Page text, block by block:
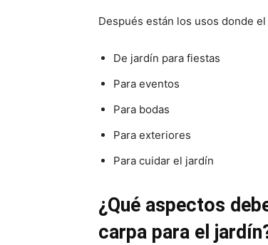
Después están los usos donde
De jardín para fiestas
Para eventos
Para bodas
Para exteriores
Para cuidar el jardín
¿Qué aspectos
carpa para el